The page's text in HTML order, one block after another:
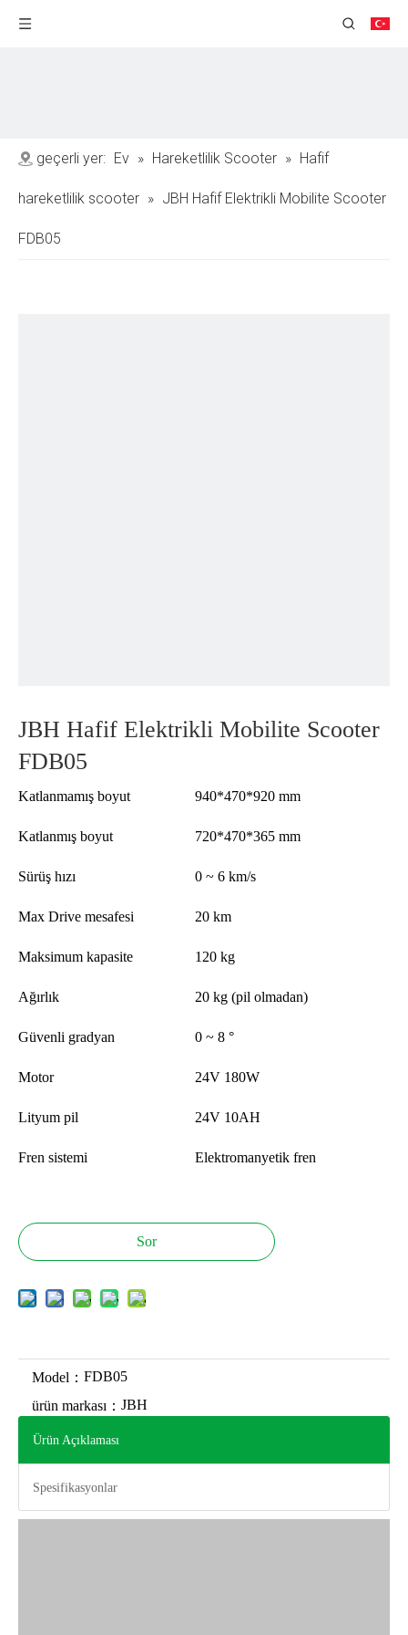
geçerli yer: Ev » Hareketlilik Scooter » Hafif
hareketlilik scooter » JBH Hafif Elektrikli Mobilite Scooter
FDB05
JBH Hafif Elektrikli Mobilite Scooter
FDB05
Katlanmamış boyut 940*470*920 mm
Katlanmış boyut 720*470*365 mm
Sürüş hızı 0 ~ 6 km/s
Max Drive mesafesi 20 km
Maksimum kapasite 120 kg
Ağırlık 20 kg (pil olmadan)
Güvenli gradyan 0 ~ 8 °
Motor 24V 180W
Lityum pil 24V 10AH
Fren sistemi Elektromanyetik fren
Sor
Model： FDB05
ürün markası： JBH
Ürün Açıklaması
Spesifikasyonlar